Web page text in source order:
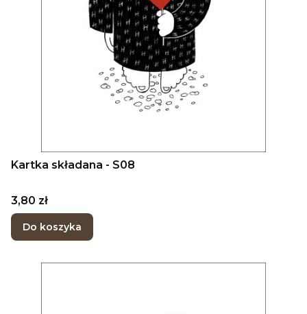
Kartka składana - S08
Cena
3,80 zł
Do koszyka